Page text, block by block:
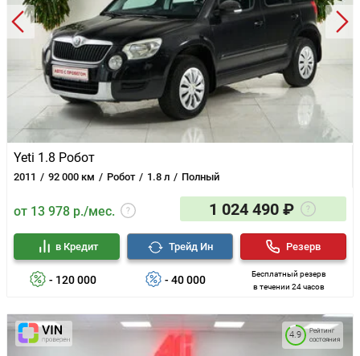
Yeti 1.8 Робот
2011 92 000 км Робот 1.8 л Полный
от 13 978 р./мес. 1 024 490 ₽
- 120 000
в Кредит
- 40 000
Трейд Ин
Бесплатный резерв
в течении 24 часов
Резерв
Рейтинг
состояния
4.9